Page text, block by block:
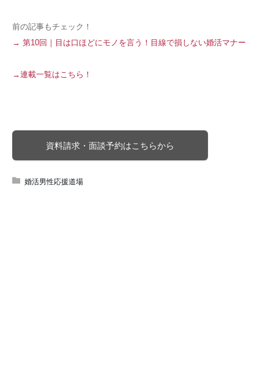
前の記事もチェック！
→ 第10回｜目は口ほどにモノを言う！目線で損しない婚活マナー
→連載一覧はこちら！
資料請求・面談予約はこちらから
婚活男性応援道場